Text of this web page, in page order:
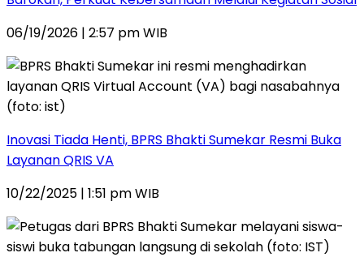
06/19/2026 | 2:57 pm WIB
Inovasi Tiada Henti, BPRS Bhakti Sumekar Resmi Buka
Layanan QRIS VA
10/22/2025 | 1:51 pm WIB